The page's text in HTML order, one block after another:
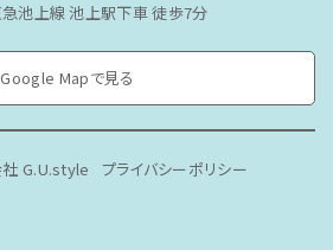
急池上線 池上駅下車 徒歩7分
Google Mapで見る
社 G.U.style プライバシーポリシー